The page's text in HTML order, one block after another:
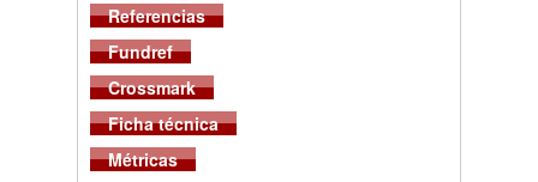
Referencias
Fundref
Crossmark
Ficha técnica
Métricas